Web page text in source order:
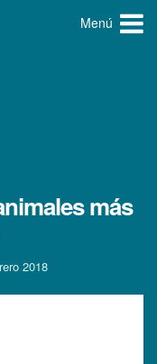
Menú
más
2018